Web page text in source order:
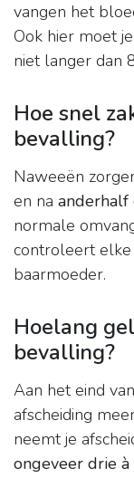
vangen het
Ook hier moet
niet langer dan
Hoe snel
bevalling?
Naweeën
en na anderhalf
normale
controleert elke
baarmoeder.
Hoelang
bevalling?
Aan het eind
afscheiding
neemt je
ongeveer drie